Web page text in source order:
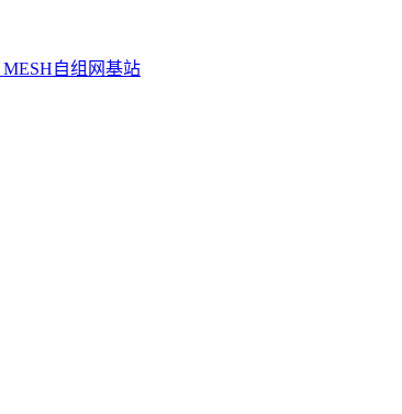
MESH自组网基站